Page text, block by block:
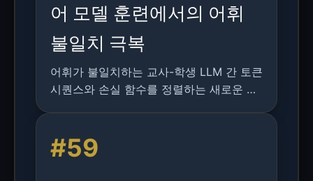
어 모델 훈련에서의 어휘
불일치 극복
어휘가 불일치하는 교사-학생 LLM 간 토큰
시퀀스와 손실 함수를 정렬하는 새로운 방
#59